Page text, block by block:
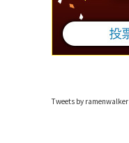
Tweets by ramenwalker